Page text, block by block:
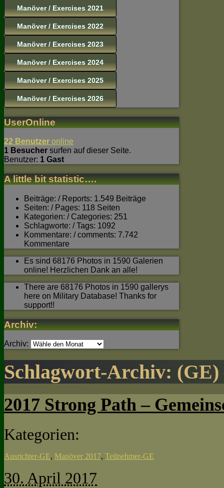
Manöver / Exercises 2021
Manöver / Exercises 2022
Manöver / Exercises 2023
Manöver / Exercises 2024
Manöver / Exercises 2025
Manöver / Exercises 2026
UserOnline
22 Benutzer online
1 Besucher surfen auf dieser Seite.
Benutzer: 1 Gast
A little bit statistic….
Beiträge: / Reports: 1.549 Beiträge
Seiten: / Pages: 118 Seiten
Kategorien: / Categories: 251
Schlagworte: / Tags: 1092
Kommentare: / comments: 7.742
Kommentare
Es sind 68176 Photos in 1590 Galerien
online! Herzlichen Dank an alle!
There are 68176 Photos in 1590 gallerys
here on Military Database! Thanks for
support!!
Archiv:
Archiv:
Schlagwort-Archiv: (GE)
2017 Strong Path –
Kategorien:
Ausrichter-GE, Manöver 2017, Teilnehmer-GE
30. April 2017